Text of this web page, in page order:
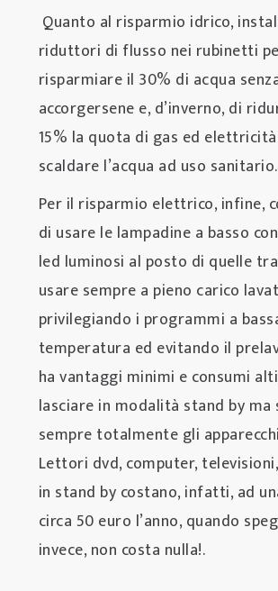
Quanto al risparmio idrico,
riduttori di flusso nei rubinetti
risparmiare il 30% di acqua
accorgersene e, d’inverno, di
15% la quota di gas ed
scaldare l’acqua ad uso sanitario.
Per il risparmio elettrico, infine,
di usare le lampadine a basso
led luminosi al posto di quelle
usare sempre a pieno carico
privilegiando i programmi a
temperatura ed evitando il
ha vantaggi minimi e consumi
lasciare in modalità stand by ma
sempre totalmente gli
Lettori dvd, computer,
in stand by costano, infatti, ad
circa 50 euro l’anno, quando
invece, non costa nulla!.